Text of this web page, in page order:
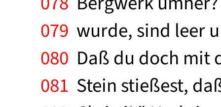
079 wurde, sind leer
080 Daß du doch mit
081 Stein stießest,